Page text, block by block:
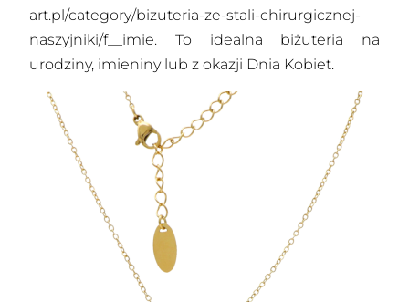
art.pl/category/bizuteria-ze-stali-chirurgicznej-
naszyjniki/f__imie. To idealna biżuteria na
urodziny, imieniny lub z okazji Dnia Kobiet.